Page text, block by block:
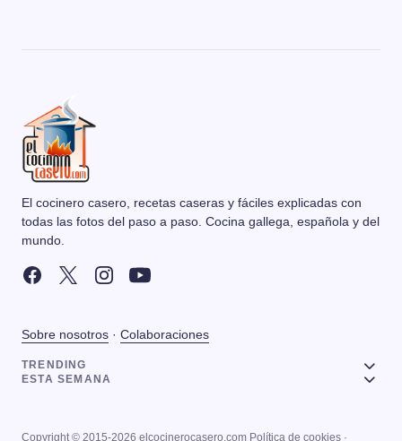
El cocinero casero, recetas caseras y fáciles explicadas con
todas las fotos del paso a paso. Cocina gallega, española y del
mundo.
Sobre nosotros · Colaboraciones
TRENDING
ESTA SEMANA
Copyright © 2015-2026 elcocinerocasero.com Política de cookies ·